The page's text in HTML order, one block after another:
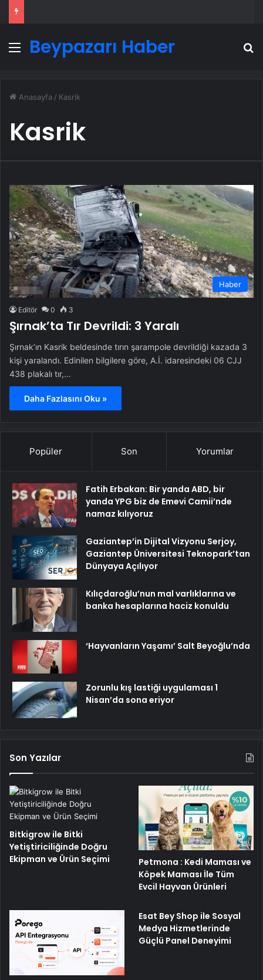
Menü
Beypazarı Haber
Anasayfa / Kasrik
Kasrik
Haber
Editör 0 3
Şırnak’ta Tır Devrildi: 3 Yaralı
Şırnak’ın Kasrik beldesinde tırın şarampole devrildiği kazada 3
kişi yaralandı. Edinilen bilgilere göre, A.İ. idaresindeki 06 CJJ
438 plakalı tır,…
Daha Fazlasını Oku »
Popüler Son Yorumlar
Fatih Erbakan: Bir yanda ABD, bir
yanda YPG biz de Emevi Camii’nde
namaz kılıyoruz
Gaziantep’in Dijital Vizyonu Serjoy,
Gaziantep Üniversitesi Teknopark’tan
Dünyaya Açılıyor
Kılıçdaroğlu’nun mal varlıklarına ve
banka hesaplarına haciz konuldu
‘Hayvanların Yaşamı’ Salt Beyoğlu’nda
Zorunlu kış lastiği uygulaması 1
Nisan’da sona eriyor
Son Yazılar
Bitkigrow ile Bitki
Yetiştiriciliğinde Doğru
Ekipman ve Ürün Seçimi
Petmona : Kedi Maması ve
Köpek Maması İle Tüm
Evcil Hayvan Ürünleri
Esat Bey Shop ile Sosyal
Medya Hizmetlerinde
Güçlü Panel Deneyimi